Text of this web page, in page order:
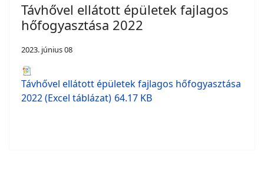
Távhővel ellátott épületek fajlagos
hőfogyasztása 2022
2023. június 08
Távhővel ellátott épületek fajlagos hőfogyasztása
2022 (Excel táblázat) 64.17 KB